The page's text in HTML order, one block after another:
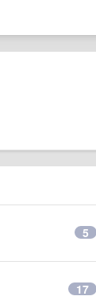
5
17